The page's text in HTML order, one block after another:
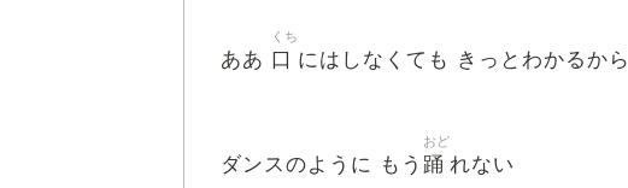
ああ 口
くち
にはしなくても きっとわかるから
ダンスのように もう 踊
おど
れない